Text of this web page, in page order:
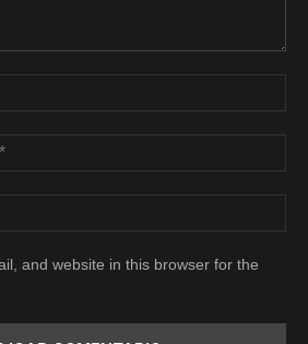
and website in this browser for the